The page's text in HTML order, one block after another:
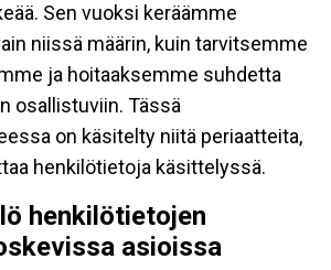
Sen vuoksi keräämme
niissä määrin, kuin tarvitsemme
ja hoitaaksemme suhdetta
osallistuviin. Tässä
on käsitelty niitä periaatteita,
henkilötietoja käsittelyssä.
henkilötietojen
asioissa